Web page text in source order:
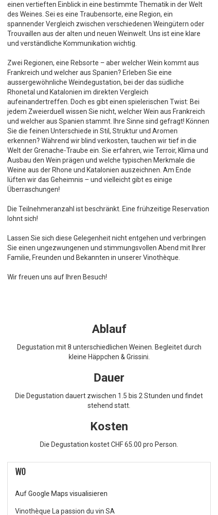
einen vertieften Einblick in eine bestimmte Thematik in der Welt
des Weines. Sei es eine Traubensorte, eine Region, ein
spannender Vergleich zwischen verschiedenen Weingütern oder
Trouvaillen aus der alten und neuen Weinwelt. Uns ist eine klare
und verständliche Kommunikation wichtig.
Zwei Regionen, eine Rebsorte – aber welcher Wein kommt aus
Frankreich und welcher aus Spanien? Erleben Sie eine
aussergewöhnliche Weindegustation, bei der das südliche
Rhonetal und Katalonien im direkten Vergleich
aufeinandertreffen. Doch es gibt einen spielerischen Twist: Bei
jedem Zweierduell wissen Sie nicht, welcher Wein aus Frankreich
und welcher aus Spanien stammt. Ihre Sinne sind gefragt! Können
Sie die feinen Unterschiede in Stil, Struktur und Aromen
erkennen? Während wir blind verkosten, tauchen wir tief in die
Welt der Grenache-Traube ein. Sie erfahren, wie Terroir, Klima und
Ausbau den Wein prägen und welche typischen Merkmale die
Weine aus der Rhone und Katalonien auszeichnen. Am Ende
lüften wir das Geheimnis – und vielleicht gibt es einige
Überraschungen!
Die Teilnehmeranzahl ist beschränkt. Eine frühzeitige Reservation
lohnt sich!
Lassen Sie sich diese Gelegenheit nicht entgehen und verbringen
Sie einen ungezwungenen und stimmungsvollen Abend mit Ihrer
Familie, Freunden und Bekannten in unserer Vinothèque.
Wir freuen uns auf Ihren Besuch!
Ablauf
Degustation mit 8 unterschiedlichen Weinen. Begleitet durch
kleine Häppchen & Grissini.
Dauer
Die Degustation dauert zwischen 1.5 bis 2 Stunden und findet
stehend statt.
Kosten
Die Degustation kostet CHF 65.00 pro Person.
WO
Auf Google Maps visualisieren
Vinothèque La passion du vin SA